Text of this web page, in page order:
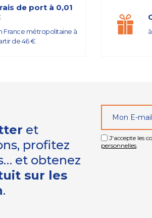
de port à 0,01
France métropolitaine à
de 46 €
et
profitez
et obtenez
sur les
.
J'accepte les
personnelles